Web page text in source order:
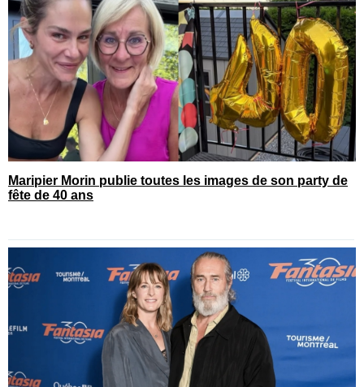
Maripier Morin publie toutes les images de son party de
fête de 40 ans